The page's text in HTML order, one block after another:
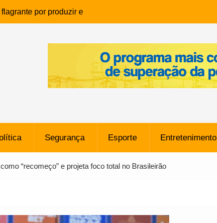
por produzir e
infantil em Eunápolis
morreu após ataque
sem restrições e pode
o Vasco
SpaceX Colide com a Lua
Metros, Afirma a Nasa
Segurança Esporte Entretenimento
“recomeço” e projeta foco total no Brasileirão